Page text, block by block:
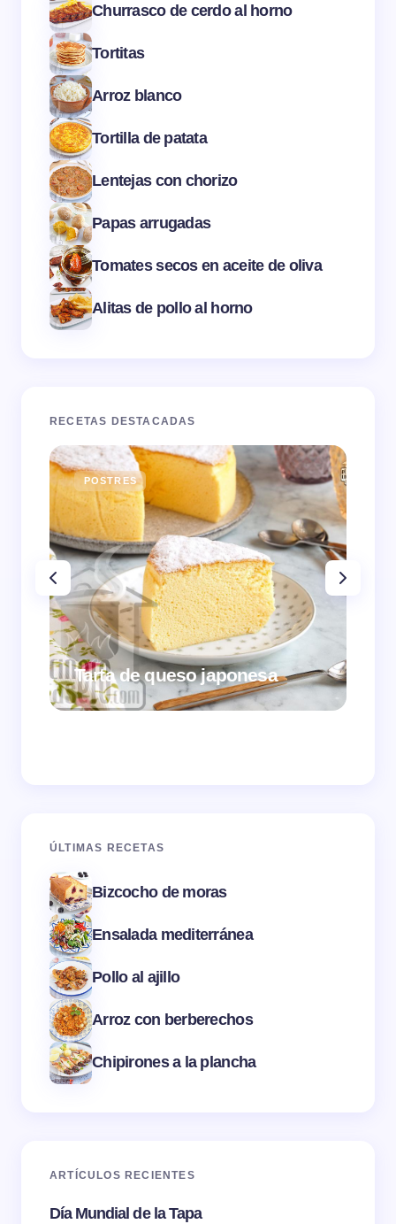
Churrasco de cerdo al horno
Tortitas
Arroz blanco
Tortilla de patata
Lentejas con chorizo
Papas arrugadas
Tomates secos en aceite de oliva
Alitas de pollo al horno
RECETAS DESTACADAS
POSTRES
Tarta de queso japonesa
ÚLTIMAS RECETAS
Bizcocho de moras
Ensalada mediterránea
Pollo al ajillo
Arroz con berberechos
Chipirones a la plancha
ARTÍCULOS RECIENTES
Día Mundial de la Tapa